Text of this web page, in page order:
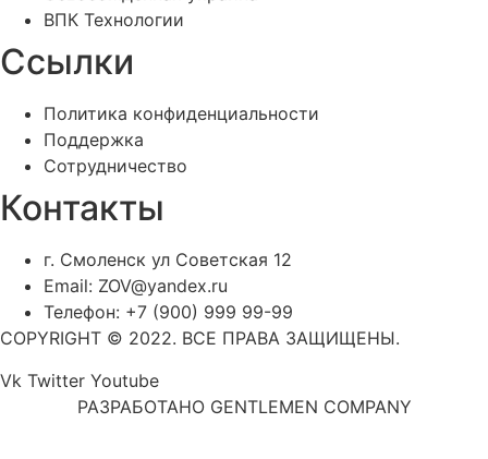
ВПК Технологии
Ссылки
Политика конфиденциальности
Поддержка
Сотрудничество
Контакты
г. Смоленск ул Советская 12
Email: ZOV@yandex.ru
Телефон: +7 (900) 999 99-99
COPYRIGHT © 2022. ВСЕ ПРАВА ЗАЩИЩЕНЫ.
Vk Twitter Youtube
РАЗРАБОТАНО GENTLEMEN COMPANY